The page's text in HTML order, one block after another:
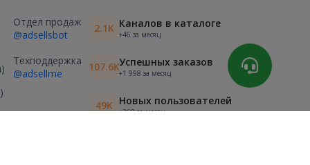
Отдел продаж
@adsellsbot
Техподдержка
@adsellme
2.1K Каналов в каталоге
+46 за месяц
107.6KУспешных заказов
+1 998 за месяц
49K Новых пользователей
+368 за месяц